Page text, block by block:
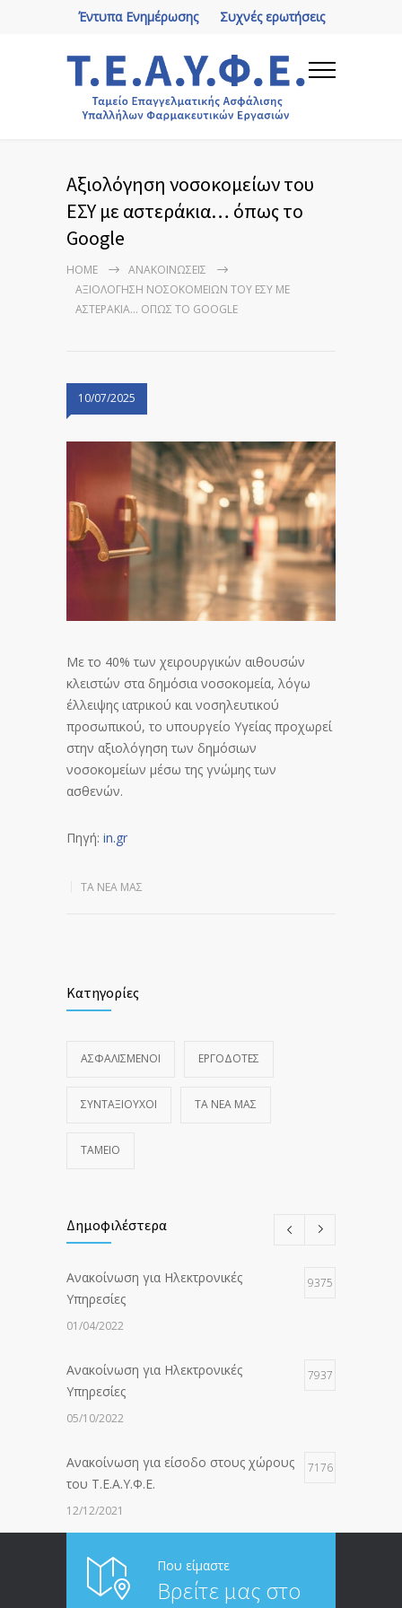
Συχνές ερωτήσεις
Έντυπα Ενημέρωσης
Αξιολόγηση νοσοκομείων του
ΕΣΥ με αστεράκια… όπως το
Google
HOME
ΑΝΑΚΟΙΝΏΣΕΙΣ
ΑΞΙΟΛΌΓΗΣΗ ΝΟΣΟΚΟΜΕΊΩΝ ΤΟΥ ΕΣΥ ΜΕ
ΑΣΤΕΡΆΚΙΑ… ΌΠΩΣ ΤΟ GOOGLE
10/07/2025
Με το 40% των χειρουργικών αιθουσών
κλειστών στα δημόσια νοσοκομεία, λόγω
έλλειψης ιατρικού και νοσηλευτικού
προσωπικού, το υπουργείο Υγείας προχωρεί
στην αξιολόγηση των δημόσιων
νοσοκομείων μέσω της γνώμης των
ασθενών.
Πηγή: in.gr
ΤΑ ΝΈΑ ΜΑΣ
Κατηγορίες
ΑΣΦΑΛΙΣΜΕΝΟΙ ΕΡΓΟΔΟΤΕΣ
ΣΥΝΤΑΞΙΟΥΧΟΙ ΤΑ ΝΈΑ ΜΑΣ
ΤΑΜΕΙΟ
Δημοφιλέστερα
Ανακοίνωση για Ηλεκτρονικές
Υπηρεσίες
9375
01/04/2022
Ανακοίνωση για Ηλεκτρονικές
Υπηρεσίες
7937
05/10/2022
Ανακοίνωση για είσοδο στους χώρους
του Τ.Ε.Α.Υ.Φ.Ε.
7176
12/12/2021
ΑΝΑΚΟΙΝΩΣΗ ΠΡΟΣ ΣΥΝΤΑΞΙΟΥΧΟΥΣ
20/12/2019
Που είμαστε
Βρείτε μας στο